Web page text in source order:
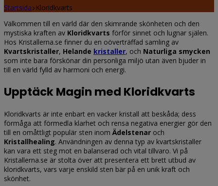
Startsida Kloridkvarts
Välkommen till en värld där den skimrande skönheten och den
mystiska kraften av Kloridkvarts förför sinnet och lugnar själen.
Hos Kristallerna.se finner du en oöverträffad samling av
Kvartskristaller, Helande kristaller, och Naturliga smycken
som inte bara förskönar din personliga miljö utan även bjuder in
till en värld fylld av harmoni och energi.
Upptäck Magin med Kloridkvarts
Kloridkvarts är inte enbart en vacker kristall att beskåda; dess
förmåga att förmedla klarhet och rensa negativa energier gör den
till en omåttligt populär sten inom Ädelstenar och
Kristallhealing. Användningen av denna typ av kvartskristaller
kan vara ett steg mot en balanserad och vital tillvaro. Vi på
Kristallerna.se är stolta över att presentera ett brett utbud av
kloridkvarts, vars varje enskild sten bär på en unik kraft och
skönhet.